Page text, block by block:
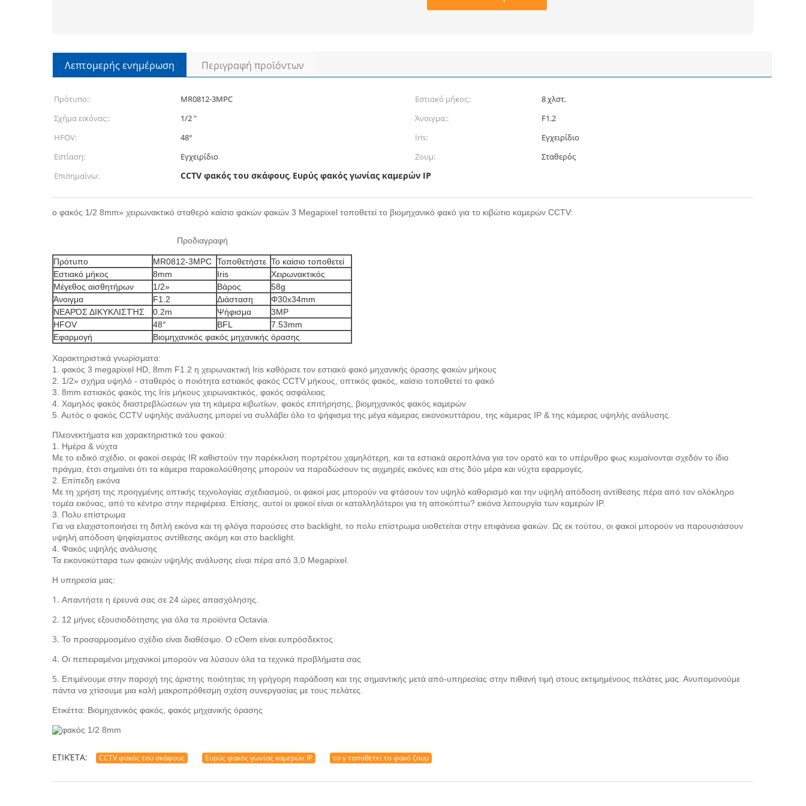
Λεπτομερής ενημέρωση Περιγραφή προϊόντων
Πρότυπο:: MR0812-3MPC Εστιακό μήκος::
8 χλστ.
Σχήμα εικόνας::
1/2 ″ Άνοιγμα::
F1.2
HFOV:
48° Iris:
Εγχειρίδιο
Εστίαση:
Εγχειρίδιο Ζουμ:
Σταθερός
Επισημαίνω:
CCTV φακός του σκάφους, Ευρύς φακός γωνίας καμερών IP
ο φακός 1/2 8mm» χειρωνακτικό σταθερό καίσιο φακών φακών 3 Megapixel τοποθετεί το βιομηχανικό φακό για το κιβώτιο καμερών CCTV:
Προδιαγραφή
Πρότυπο MR0812-3MPC Τοποθετήστε Το καίσιο τοποθετεί
Εστιακό μήκος
8mm Iris
Χειρωνακτικός
Μέγεθος αισθητήρων
1/2» Βάρος
58g
Άνοιγμα
F1.2 Διάσταση
Φ30x34mm
ΝΕΑΡΌΣ ΔΙΚΥΚΛΙΣΤΉΣ
0.2m Ψήφισμα
3MP
HFOV
48° BFL
7.53mm
Εφαρμογή
Βιομηχανικός φακός μηχανικής όρασης
Χαρακτηριστικά γνωρίσματα:
1. φακός 3 megapixel HD, 8mm F1.2 η χειρωνακτική Iris καθόρισε τον εστιακό φακό μηχανικής όρασης φακών μήκους
2. 1/2» σχήμα υψηλό - σταθερός ο ποιότητα εστιακός φακός CCTV μήκους, οπτικός φακός, καίσιο τοποθετεί το φακό
3. 8mm εστιακός φακός της Iris μήκους χειρωνακτικός, φακός ασφάλειας
4. Χαμηλός φακός διαστρεβλώσεων για τη κάμερα κιβωτίων, φακός επιτήρησης, βιομηχανικός φακός καμερών
5. Αυτός ο φακός CCTV υψηλής ανάλυσης μπορεί να συλλάβει όλο το ψήφισμα της μέγα κάμερας εικονοκυττάρου, της κάμερας IP & της κάμερας υψηλής ανάλυσης.
Πλεονεκτήματα και χαρακτηριστικά του φακού:
1. Ημέρα & νύχτα
Με το ειδικό σχέδιο, οι φακοί σειράς IR καθιστούν την παρέκκλιση πορτρέτου χαμηλότερη, και τα εστιακά αεροπλάνα για τον ορατό και το υπέρυθρο φως κυμαίνονται σχεδόν το ίδιο
πράγμα, έτσι σημαίνει ότι τα κάμερα παρακολούθησης μπορούν να παραδώσουν τις αιχμηρές εικόνες και στις δύο μέρα και νύχτα εφαρμογές.
2. Επίπεδη εικόνα
Με τη χρήση της προηγμένης οπτικής τεχνολογίας σχεδιασμού, οι φακοί μας μπορούν να φτάσουν τον υψηλό καθορισμό και την υψηλή απόδοση αντίθεσης πέρα από τον ολόκληρο
τομέα εικόνας, από το κέντρο στην περιφέρεια. Επίσης, αυτοί οι φακοί είναι οι καταλληλότεροι για τη αποκόπτω? εικόνα λειτουργία των καμερών IP.
3. Πολυ επίστρωμα
Για να ελαχιστοποιήσει τη διπλή εικόνα και τη φλόγα παρούσες στο backlight, το πολυ επίστρωμα υιοθετείται στην επιφάνεια φακών. Ως εκ τούτου, οι φακοί μπορούν να παρουσιάσουν
υψηλή απόδοση ψηφίσματος αντίθεσης ακόμη και στο backlight.
4. Φακός υψηλής ανάλυσης
Τα εικονοκύτταρα των φακών υψηλής ανάλυσης είναι πέρα από 3,0 Megapixel.
Η υπηρεσία μας:
1. Απαντήστε η έρευνά σας σε 24 ώρες απασχόλησης.
2. 12 μήνες εξουσιοδότησης για όλα τα προϊόντα Octavia.
3. Το προσαρμοσμένο σχέδιο είναι διαθέσιμο. Ο cOem είναι ευπρόσδεκτος.
4. Οι πεπειραμένοι μηχανικοί μπορούν να λύσουν όλα τα τεχνικά προβλήματα σας
5. Επιμένουμε στην παροχή της άριστης ποιότητας τη γρήγορη παράδοση και της σημαντικής μετά από-υπηρεσίας στην πιθανή τιμή στους εκτιμημένους πελάτες μας. Ανυπομονούμε
πάντα να χτίσουμε μια καλή μακροπρόθεσμη σχέση συνεργασίας με τους πελάτες.
Ετικέττα: Βιομηχανικός φακός, φακός μηχανικής όρασης
ΕΤΙΚΈΤΑ: CCTV φακός του σκάφους Ευρύς φακός γωνίας καμερών IP το γ τοποθετεί το φακό ζουμ